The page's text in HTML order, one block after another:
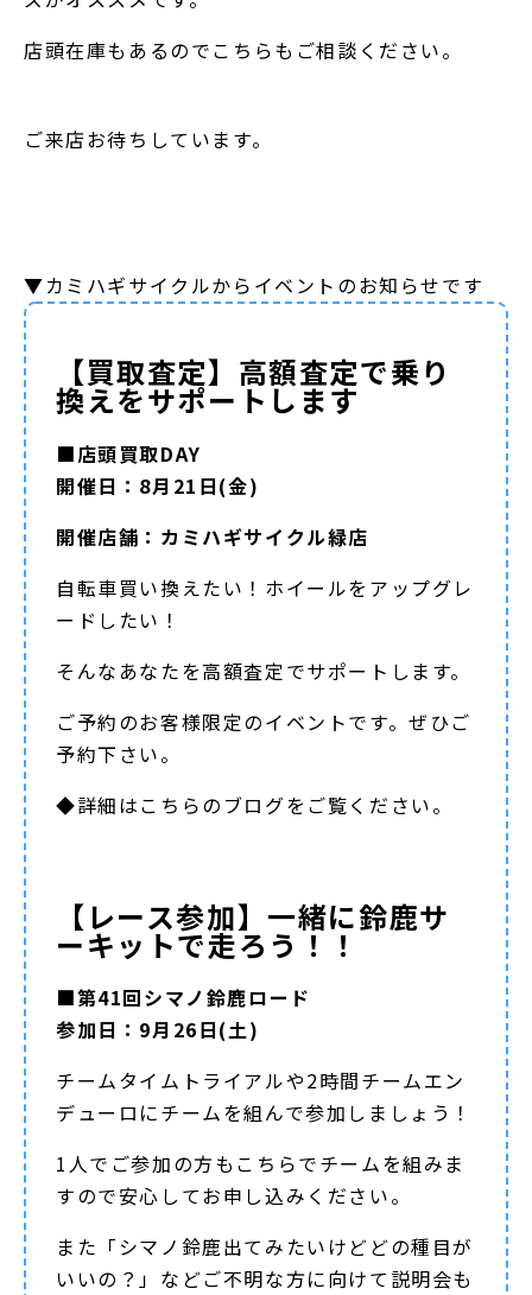
店頭在庫もあるのでこちらもご相談ください。
ご来店お待ちしています。
▼カミハギサイクルからイベントのお知らせです
【買取査定】高額査定で乗り
換えをサポートします
■店頭買取DAY
開催日：8月21日(金)
開催店舗：カミハギサイクル緑店
自転車買い換えたい！ホイールをアップグレ
ードしたい！
そんなあなたを高額査定でサポートします。
ご予約のお客様限定のイベントです。ぜひご
予約下さい。
◆詳細はこちらのブログをご覧ください。
【レース参加】一緒に鈴鹿サ
ーキットで走ろう！！
■第41回シマノ鈴鹿ロード
参加日：9月26日(土)
チームタイムトライアルや2時間チームエン
デューロにチームを組んで参加しましょう！
1人でご参加の方もこちらでチームを組みま
すので安心してお申し込みください。
また「シマノ鈴鹿出てみたいけどどの種目が
いいの？」などご不明な方に向けて説明会も